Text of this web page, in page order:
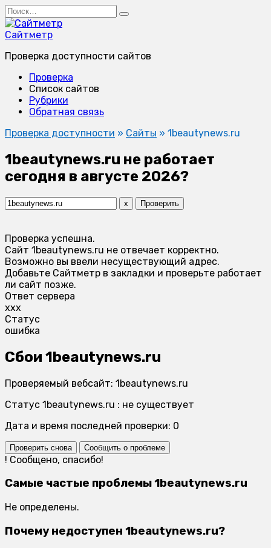
Перейти
к
содержанию
Search
for:
Сайтметр
Проверка доступности сайтов
Проверка
Список сайтов
Рубрики
Обратная связь
Проверка доступности » Сайты » 1beautynews.ru
1beautynews.ru не работает
сегодня в августе 2026?
x Проверить
Проверка успешна.
Сайт 1beautynews.ru не отвечает корректно.
Возможно вы ввели несуществующий адрес.
Добавьте Сайтметр в закладки и проверьте работает
ли сайт позже.
Ответ сервера
xxx
Статус
ошибка
Сбои 1beautynews.ru
Проверяемый вебсайт: 1beautynews.ru
Статус 1beautynews.ru : не существует
Дата и время последней проверки: 0
Проверить снова Сообщить о проблеме
! Сообщено, спасибо!
Самые частые проблемы 1beautynews.ru
Не определены.
Почему недоступен 1beautynews.ru?